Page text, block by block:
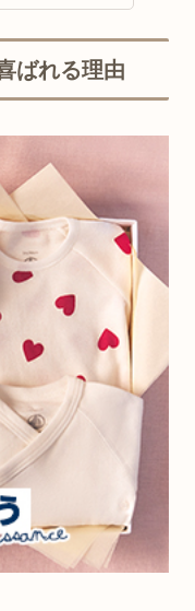
ばれる理由